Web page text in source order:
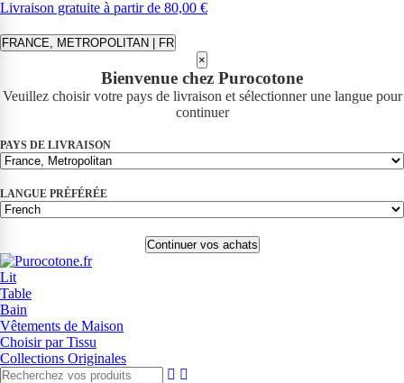
Livraison gratuite à partir de 80,00 €
FRANCE, METROPOLITAN | FR
×
Bienvenue chez Purocotone
Veuillez choisir votre pays de livraison et sélectionner une langue pour
continuer
PAYS DE LIVRAISON
LANGUE PRÉFÉRÉE
Continuer vos achats
Lit
Table
Bain
Vêtements de Maison
Choisir par Tissu
Collections Originales